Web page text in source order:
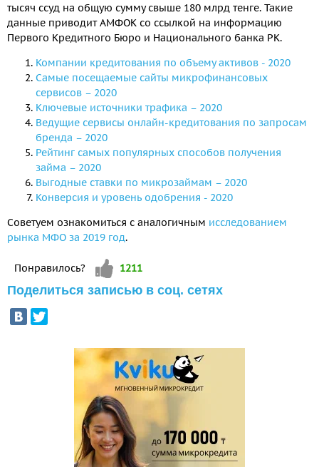
тысяч ссуд на общую сумму свыше 180 млрд тенге. Такие
данные приводит АМФОК со ссылкой на информацию
Первого Кредитного Бюро и Национального банка РК.
Компании кредитования по объему активов - 2020
Самые посещаемые сайты микрофинансовых
сервисов – 2020
Ключевые источники трафика – 2020
Ведущие сервисы онлайн-кредитования по запросам
бренда – 2020
Рейтинг самых популярных способов получения
займа – 2020
Выгодные ставки по микрозаймам – 2020
Конверсия и уровень одобрения - 2020
Советуем ознакомиться с аналогичным исследованием
рынка МФО за 2019 год.
Понравилось? Vote up!
1211
Поделиться записью в соц. сетях